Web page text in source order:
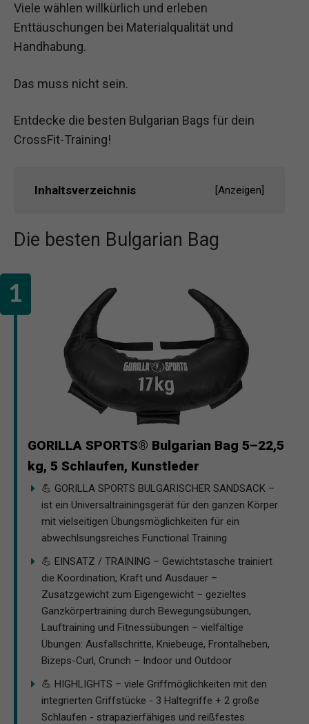
Viele wählen willkürlich und erleben
Enttäuschungen bei Materialqualität und
Handhabung.
Das muss nicht sein.
Entdecke die besten Bulgarian Bags für dein
CrossFit-Training!
Inhaltsverzeichnis [Anzeigen]
Die besten Bulgarian Bag
GORILLA SPORTS® Bulgarian Bag 5–22,5
kg, 5 Schlaufen, Kunstleder
💪 GORILLA SPORTS BULGARISCHER SANDSACK –
ist ein Universaltrainingsgerät für den ganzen Körper
mit vielseitigen Übungsmöglichkeiten für ein
abwechlsungsreiches Functional Training
💪 EINSATZ / TRAINING – Gewichtstasche trainiert
die Koordination, Kraft und Ausdauer –
Zusatzgewicht zum Eigengewicht – gezieltes
Ganzkörpertraining durch Bewegungsübungen,
Lauftraining und Fitnessübungen – vielfältige
Übungen: Ausfallschritte, Kniebeuge, Frontalheben,
Bizeps-Curl, Crunch – Indoor und Outdoor
💪 HIGHLIGHTS – viele Griffmöglichkeiten mit den
integrierten Griffstücke - 3 Haltegriffe + 2 große
Schlaufen - strapazierfähiges und reißfestes